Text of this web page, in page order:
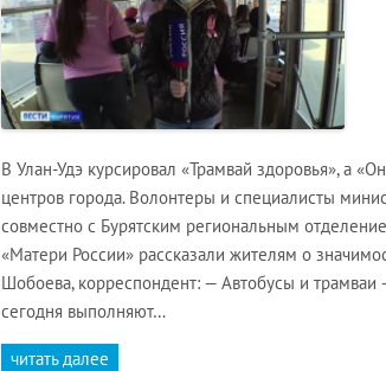
В Улан-Удэ курсировал «Трамвай здоровья», а
центров города. Волонтеры и специалисты
совместно с Бурятским региональным
«Матери России» рассказали жителям о
Шобоева, корреспондент: — Автобусы и трамваи
сегодня выполняют…
читать далее